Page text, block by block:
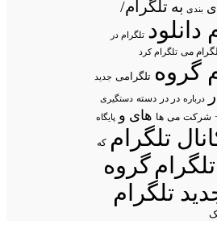
بندی به تلگرام/
دانلود تلگرام در
می تلگرام کرد
گروه تلگرامی جدید
درباره در در دسته دستگیری
شرکت می ها های و پایگاه
تلگرام که
گروه
تلگرام